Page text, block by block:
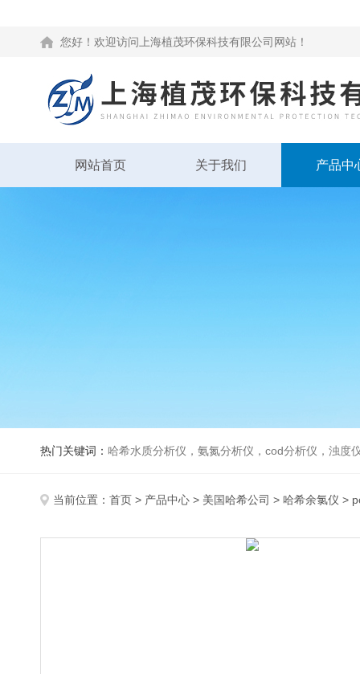
您好！欢迎访问上海植茂环保科技有限公司网站！
网站首页 关于我们 产品中
热门关键词： 哈希水质分析仪，氨氮分析仪，cod分析仪，浊度
当前位置： 首页 > 产品中心 > 美国哈希公司 > 哈希余氯仪 >